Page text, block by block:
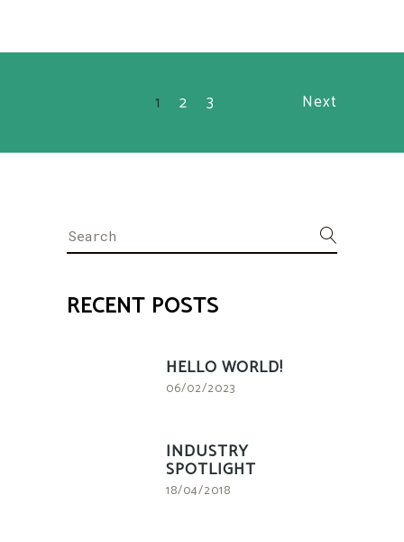
1 2 3 Next
Search
for:
RECENT POSTS
HELLO WORLD!
06/02/2023
INDUSTRY
SPOTLIGHT
18/04/2018